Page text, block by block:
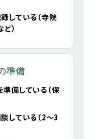
している（寺院
）
準備
備している（保
している（2～3